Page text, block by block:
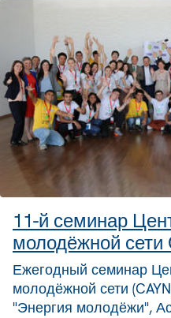
11-й семинар
молодёжной
Ежегодный семинар
молодёжной сети
"Энергия молодёжи",